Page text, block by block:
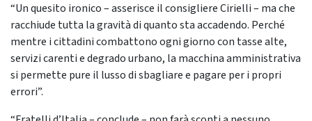
“Un quesito ironico – asserisce il consigliere Cirielli – ma che
racchiude tutta la gravità di quanto sta accadendo. Perché
mentre i cittadini combattono ogni giorno con tasse alte,
servizi carenti e degrado urbano, la macchina amministrativa
si permette pure il lusso di sbagliare e pagare per i propri
errori”.